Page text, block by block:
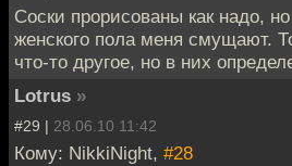
Соски прорисованы как надо,
женского пола меня смущают.
что-то другое, но в них
Lotrus »
#29 | 28.06.10 11:42
Кому: NikkiNight, #28